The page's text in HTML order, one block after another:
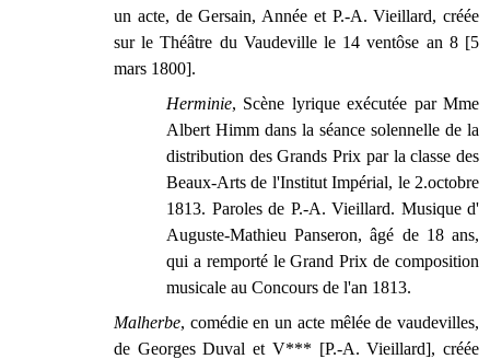
un acte, de Gersain, Année et P.-A. Vieillard, créée
sur le Théâtre du Vaudeville le 14 ventôse an 8 [5
mars 1800].
Herminie, Scène lyrique exécutée par Mme
Albert Himm dans la séance solennelle de la
distribution des Grands Prix par la classe des
Beaux-Arts de l'Institut Impérial, le 2.octobre
1813. Paroles de P.-A. Vieillard. Musique d'
Auguste-Mathieu Panseron, âgé de 18 ans,
qui a remporté le Grand Prix de composition
musicale au Concours de l'an 1813.
Malherbe, comédie en un acte mêlée de vaudevilles,
de Georges Duval et V*** [P.-A. Vieillard], créée